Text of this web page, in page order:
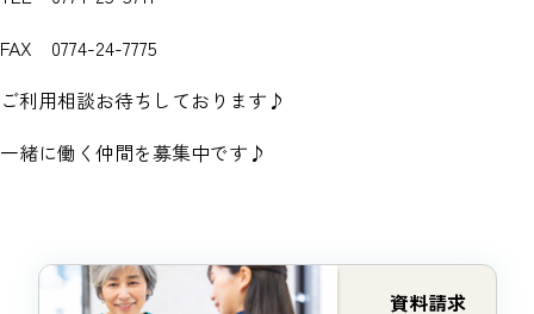
FAX 0774-24-7775
ご利用相談お待ちしております♪
一緒に働く仲間を募集中です♪
資料請求